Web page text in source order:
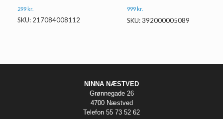
299kr.
SKU: 217084008112
999 kr.
SKU: 392000005089
NINNA NÆSTVED
Grønnegade 26
4700 Næstved
Telefon 55 73 52 62